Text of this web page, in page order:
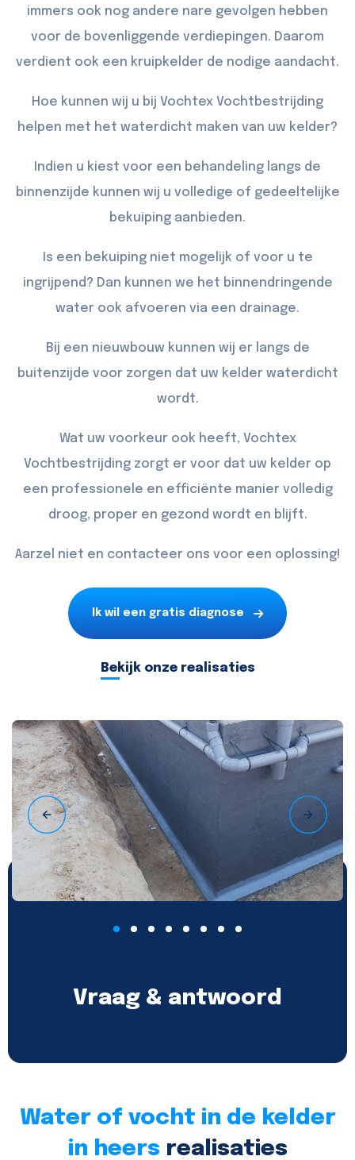
immers ook nog andere nare gevolgen hebben
voor de bovenliggende verdiepingen. Daarom
verdient ook een kruipkelder de nodige aandacht.
Hoe kunnen wij u bij Vochtex Vochtbestrijding
helpen met het waterdicht maken van uw kelder?
Indien u kiest voor een behandeling langs de
binnenzijde kunnen wij u volledige of gedeeltelijke
bekuiping aanbieden.
Is een bekuiping niet mogelijk of voor u te
ingrijpend? Dan kunnen we het binnendringende
water ook afvoeren via een drainage.
Bij een nieuwbouw kunnen wij er langs de
buitenzijde voor zorgen dat uw kelder waterdicht
wordt.
Wat uw voorkeur ook heeft, Vochtex
Vochtbestrijding zorgt er voor dat uw kelder op
een professionele en efficiënte manier volledig
droog, proper en gezond wordt en blijft.
Aarzel niet en contacteerons voor een oplossing!
Ik wil een gratis diagnose
Bekijk onze realisaties
Vraag & antwoord
Water of vocht in de kelder
in heers realisaties